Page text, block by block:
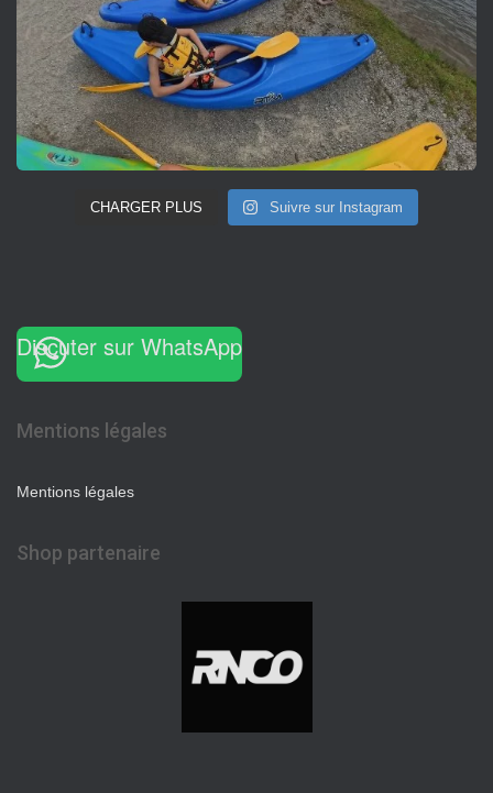
CHARGER PLUS Suivre sur Instagram
Discuter sur WhatsApp
Mentions légales
Mentions légales
Shop partenaire